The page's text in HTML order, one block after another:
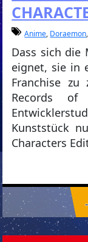
Anime, Doraemon,
Dass sich die
eignet, sie in
Franchise zu
Records of
Kunststück
Characters